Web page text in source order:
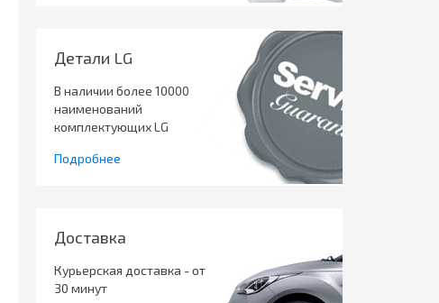
Детали LG
В наличии более 10000
наименований
комплектующих LG
Подробнее
Доставка
Курьерская доставка - от
30 минут